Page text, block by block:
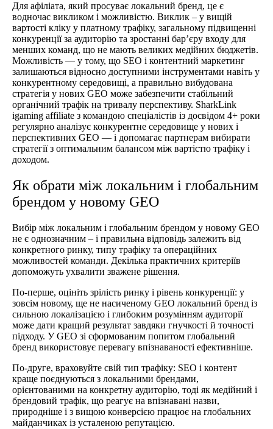
Для афіліата, який просуває локальний бренд, це є
водночас викликом і можливістю. Виклик – у вищій
вартості кліку у платному трафіку, загальному підвищенні
конкуренції за аудиторію та зростанні бар’єру входу для
менших команд, що не мають великих медійних бюджетів.
Можливість — у тому, що SEO і контентний маркетинг
залишаються відносно доступними інструментами навіть у
конкурентному середовищі, а правильно вибудована
стратегія у нових GEO може забезпечити стабільний
органічний трафік на тривалу перспективу. SharkLink
igaming affiliate з командою спеціалістів із досвідом 4+ роки
регулярно аналізує конкурентне середовище у нових і
перспективних GEO — і допомагає партнерам вибирати
стратегії з оптимальним балансом між вартістю трафіку і
доходом.
Як обрати між локальним і глобальним
брендом у новому GEO
Вибір між локальним і глобальним брендом у новому GEO
не є однозначним – і правильна відповідь залежить від
конкретного ринку, типу трафіку та операційних
можливостей команди. Декілька практичних критеріїв
допоможуть ухвалити зважене рішення.
По-перше, оцініть зрілість ринку і рівень конкуренції: у
зовсім новому, ще не насиченому GEO локальний бренд із
сильною локалізацією і глибоким розумінням аудиторії
може дати кращий результат завдяки гнучкості й точності
підходу. У GEO зі сформованим попитом глобальний
бренд використовує перевагу впізнаваності ефективніше.
По-друге, враховуйте свій тип трафіку: SEO і контент
краще поєднуються з локальними брендами,
орієнтованими на конкретну аудиторію, тоді як медійний і
брендовий трафік, що реагує на впізнавані назви,
природніше і з вищою конверсією працює на глобальних
майданчиках із усталеною репутацією.